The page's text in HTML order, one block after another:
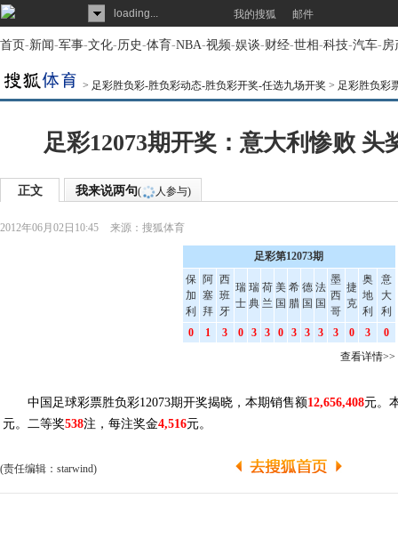
loading... 我的搜狐 邮件
首页-新闻-军事-文化-历史-体育-NBA-视频-娱谈-财经-世相-科技-汽车-房
> 足彩胜负彩-胜负彩动态-胜负彩开奖-任选九场开奖 > 足彩胜负彩
足彩12073期开奖：意大利惨败 头
正文 我来说两句( 人参与)
2012年06月02日10:45 来源： 搜狐体育
足彩第12073期
保
加
利
阿
塞
拜
西
班
牙
瑞
士
瑞
典
荷
兰
美
国
希
腊
德
国
法
国
墨
西
哥
捷
克
奥
地
利
意
大
利
0
1 3 0 3 3 0 3 3 3 3 0 3
0
查看详情>>
中国足球彩票胜负彩12073期开奖揭晓，本期销售额12,656,408元。
元。二等奖538注，每注奖金4,516元。
(责任编辑：starwind)